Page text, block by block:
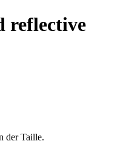
reflective
der Taille.